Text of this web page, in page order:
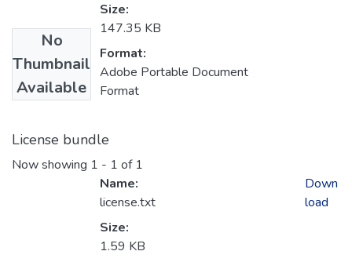
No
Thumbnail
Available
Size:
147.35 KB
Format:
Adobe Portable Document
Format
License bundle
Now showing 1 - 1 of 1
Name:
license.txt
Size:
1.59 KB
Down
load